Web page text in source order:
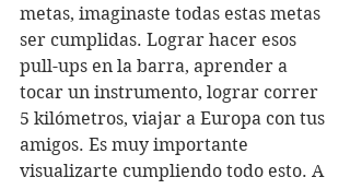
metas, imaginaste todas estas metas
ser cumplidas. Lograr hacer esos
pull-ups en la barra, aprender a
tocar un instrumento, lograr correr
5 kilómetros, viajar a Europa con tus
amigos. Es muy importante
visualizarte cumpliendo todo esto. A